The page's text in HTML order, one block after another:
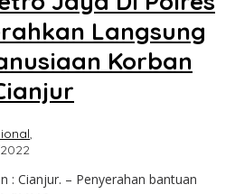
Langsung
Korban
,
: Cianjur. – Penyerahan bantuan